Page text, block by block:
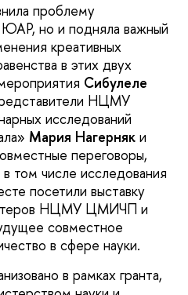
проблему
ЮАР, но и подняла важный
креативных
в этих двух
Сибулеле
НЦМУ
исследований
Мария Нагерняк и
переговоры,
том числе исследования
посетили выставку
НЦМУ ЦМИЧП и
совместное
в сфере науки.
в рамках гранта,